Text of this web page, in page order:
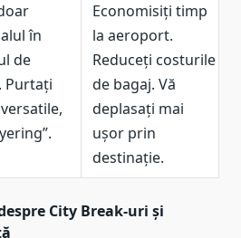
în
de
Purtați
Economisiți timp
la aeroport.
Reduceți costurile
de bagaj. Vă
deplasați mai
ușor prin
destinație.
City Break-uri și